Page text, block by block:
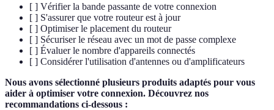
[ ] Vérifier la bande passante de votre connexion
[ ] S'assurer que votre routeur est à jour
[ ] Optimiser le placement du routeur
[ ] Sécuriser le réseau avec un mot de passe complexe
[ ] Évaluer le nombre d'appareils connectés
[ ] Considérer l'utilisation d'antennes ou d'amplificateurs
Nous avons sélectionné plusieurs produits adaptés pour vous
aider à optimiser votre connexion. Découvrez nos
recommandations ci-dessous :